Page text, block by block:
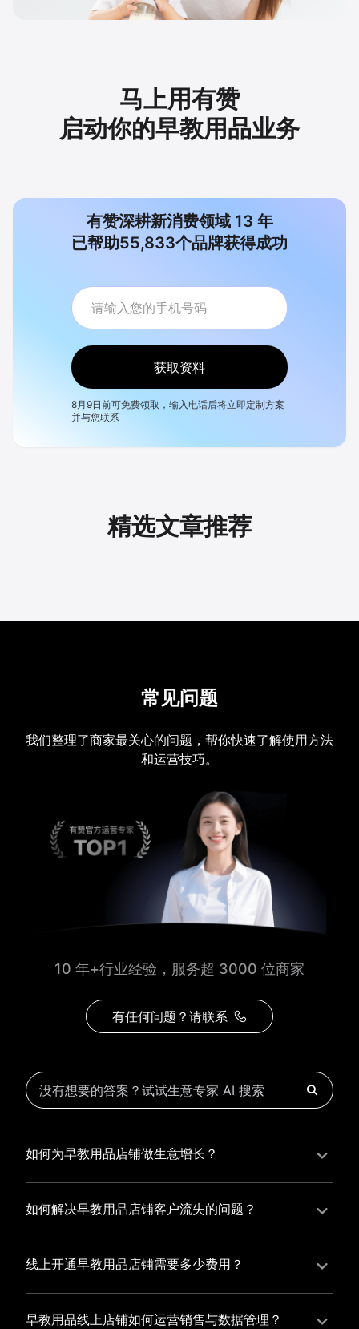
马上用有赞
启动你的早教用品业务
有赞深耕新消费领域 13 年
已帮助55,833个品牌获得成功
获取资料
8月9日前可免费领取，输入电话后将立即定制方案
并与您联系
精选文章推荐
常见问题
我们整理了商家最关心的问题，帮你快速了解使用方法
和运营技巧。
10 年+行业经验，服务超 3000 位商家
有任何问题？请联系
如何为早教用品店铺做生意增长？
为早教用品店铺实现持续生意增长，您可以通过有赞新
零售的一体化解决方案，整合线上线下资源，实现商品
用品店铺的运营效率，促进业务增长。
如何解决早教用品店铺客户流失的问题？
早教用品店铺精细化运营，有赞私域运营助您轻松解决
客户流失问题，通过有赞微商城、有赞小程序商城搭建
升复购率，实现业绩增长！
线上开通早教用品店铺需要多少费用？
选择有赞新零售，您可以开通早教用品店铺，快速搭建
属于您的有赞微商城，我们为您提供有赞微商城、有赞
早教用品线上店铺如何运营销售与数据管理？